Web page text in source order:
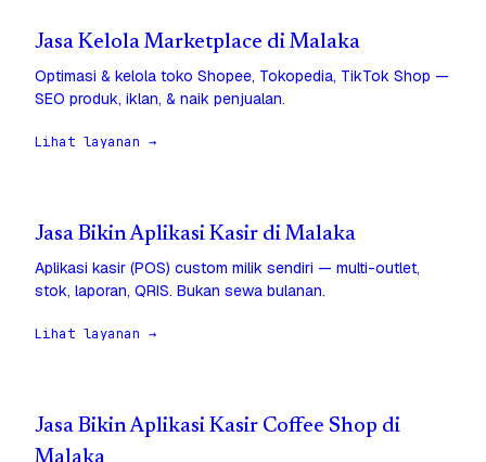
Jasa Kelola Marketplace di Malaka
Optimasi & kelola toko Shopee, Tokopedia, TikTok Shop —
SEO produk, iklan, & naik penjualan.
Lihat layanan →
Jasa Bikin Aplikasi Kasir di Malaka
Aplikasi kasir (POS) custom milik sendiri — multi-outlet,
stok, laporan, QRIS. Bukan sewa bulanan.
Lihat layanan →
Jasa Bikin Aplikasi Kasir Coffee Shop di